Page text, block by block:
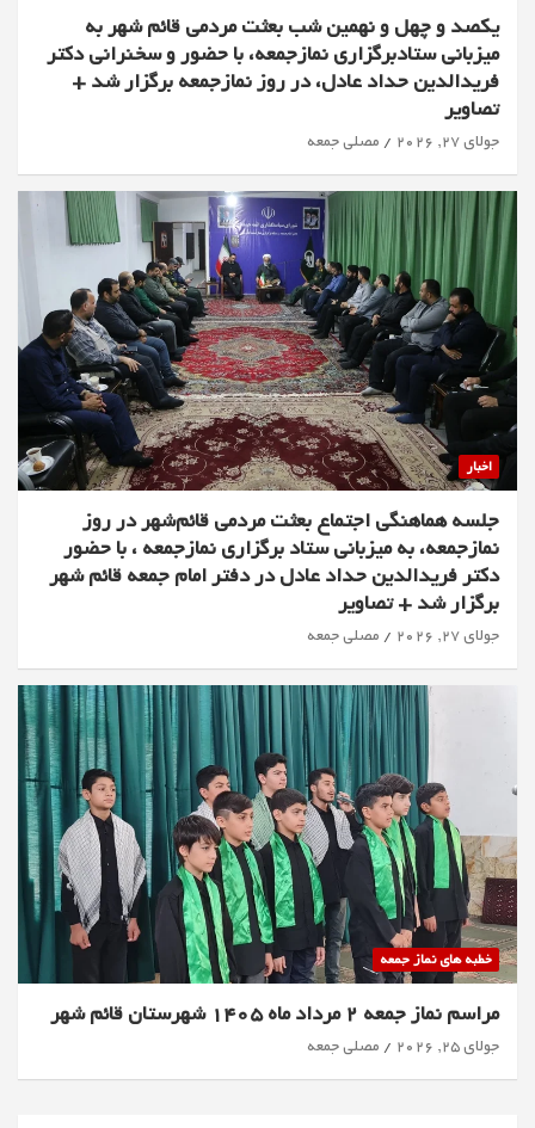
یکصد و چهل و نهمین شب بعثت مردمی قائم شهر به
میزبانی ستادبرگزاری نمازجمعه، با حضور و سخنرانی دکتر
فریدالدین حداد عادل، در روز نمازجمعه برگزار شد +
تصاویر
جولای 27, 2026 مصلی جمعه
اخبار
جلسه هماهنگی اجتماع بعثت مردمی قائم‌شهر در روز
نمازجمعه، به میزبانی ستاد برگزاری نمازجمعه ، با حضور
دکتر فریدالدین حداد عادل در دفتر امام جمعه قائم شهر
برگزار شد + تصاویر
جولای 27, 2026 مصلی جمعه
خطبه های نماز جمعه
مراسم نماز جمعه 2 مرداد ماه 1405 شهرستان قائم شهر
جولای 25, 2026 مصلی جمعه